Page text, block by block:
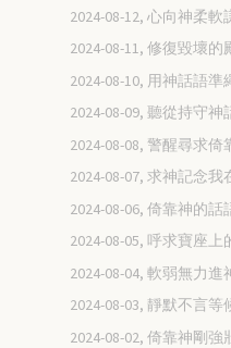
2024-08-12, 心向神柔
2024-08-11, 修復毀壞
2024-08-10, 用神話語
2024-08-09, 聽從持守
2024-08-08, 警醒尋求
2024-08-07, 求神記念
2024-08-06, 倚靠神的
2024-08-05, 呼求寶座
2024-08-04, 軟弱無力
2024-08-03, 靜默不言
2024-08-02, 倚靠神剛